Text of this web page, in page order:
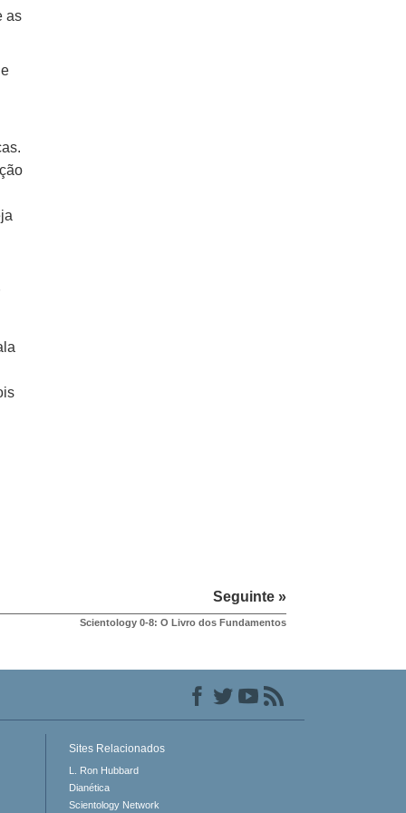
as
Seguinte »
Scientology 0-8: O Livro dos Fundamentos
Sites Relacionados
L. Ron Hubbard
Dianética
Scientology Network